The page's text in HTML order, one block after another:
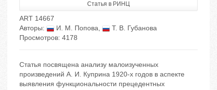
Статья в РИНЦ
ART 14667
Авторы:
И. М. Попова,
Т. В. Губанова
Просмотров: 4178
Статья посвящена анализу малоизученных
произведений А. И. Куприна 1920-х годов в аспекте
выявления функциональности прецедентных